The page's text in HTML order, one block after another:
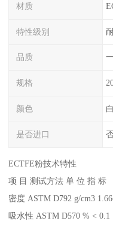
材质
特性级别
品质
规格
颜色
是否进口
ECTFE粉技术特性
项 目 测试方法 单 位 指 标
密度 ASTM D792 g/cm3
吸水性 ASTM D570 % < 0.1